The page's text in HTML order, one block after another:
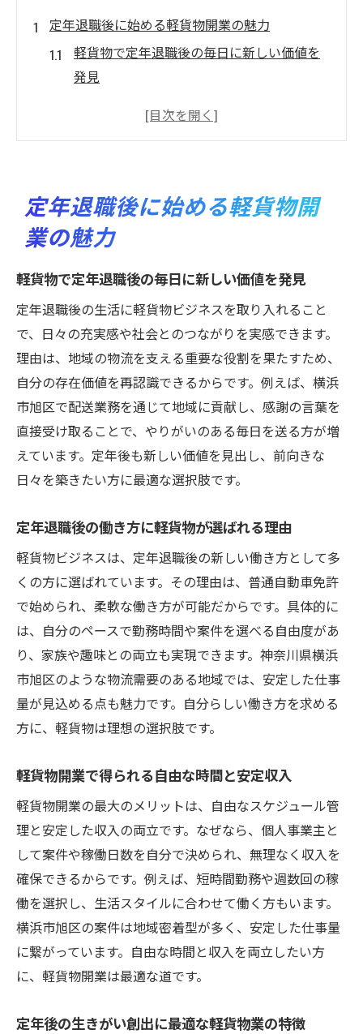
定年退職後に始める軽貨物開業の魅力
軽貨物で定年退職後の毎日に新しい価値を
発見
定年退職後の働き方に軽貨物が選ばれる理
定年後の生きがい創出に最適な軽貨物業の
特徴
ント
未経験でも安心な軽貨物開業のサポート体
制
神奈川県横浜市旭区で叶う新しい働き方
旭区で実現できる軽貨物開業の新たな働き
方
地域密着型の軽貨物事業がもたらすメリッ
ト
境
軽貨物配送で地域に貢献する新しい選択肢
旭区の特性を活かした軽貨物開業の魅力
現役世代と交流できる軽貨物の仕事体験
軽貨物で地域密着の仕事に挑戦する方法
地域密着型軽貨物で定年退職後も活躍でき
る秘訣
旭区で求められる軽貨物ドライバーの役割
と魅力
未経験から地域密着軽貨物業に挑戦する流
れ
地域社会に貢献する軽貨物ドライバーへの
道
定年退職後に地域と関わる軽貨物開業の意
未経験からでも安心の軽貨物開業ステップ
未経験から始める軽貨物開業の基本ステッ
定年退職後でも安心な軽貨物の始め方ガイ
定年退職後に始める軽貨物開
業の魅力
軽貨物で定年退職後の毎日に新しい価値を発見
定年退職後の生活に軽貨物ビジネスを取り入れること
で、日々の充実感や社会とのつながりを実感できます。
理由は、地域の物流を支える重要な役割を果たすため、
自分の存在価値を再認識できるからです。例えば、横浜
市旭区で配送業務を通じて地域に貢献し、感謝の言葉を
直接受け取ることで、やりがいのある毎日を送る方が増
えています。定年後も新しい価値を見出し、前向きな
日々を築きたい方に最適な選択肢です。
定年退職後の働き方に軽貨物が選ばれる理由
軽貨物ビジネスは、定年退職後の新しい働き方として多
くの方に選ばれています。その理由は、普通自動車免許
で始められ、柔軟な働き方が可能だからです。具体的に
は、自分のペースで勤務時間や案件を選べる自由度があ
り、家族や趣味との両立も実現できます。神奈川県横浜
市旭区のような物流需要のある地域では、安定した仕事
量が見込める点も魅力です。自分らしい働き方を求める
方に、軽貨物は理想の選択肢です。
軽貨物開業で得られる自由な時間と安定収入
軽貨物開業の最大のメリットは、自由なスケジュール管
理と安定した収入の両立です。なぜなら、個人事業主と
して案件や稼働日数を自分で決められ、無理なく収入を
確保できるからです。例えば、短時間勤務や週数回の稼
働を選択し、生活スタイルに合わせて働く方もいます。
横浜市旭区の案件は地域密着型が多く、安定した仕事量
に繋がっています。自由な時間と収入を両立したい方
に、軽貨物開業は最適な道です。
定年後の生きがい創出に最適な軽貨物業の特徴